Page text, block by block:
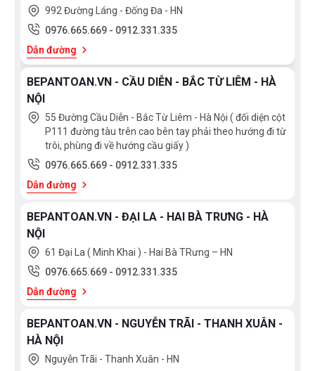
992 Đường Láng - Đống Đa - HN
0976.665.669 - 0912.331.335
Dẫn đường
BEPANTOAN.VN - CẦU DIỄN - BẮC TỪ LIÊM - HÀ
NỘI
55 Đường Cầu Diễn - Bắc Từ Liêm - Hà Nội ( đối diện cột
P111 đường tàu trên cao bên tay phải theo hướng đi từ
trôi, phùng đi về hướng cầu giấy )
0976.665.669 - 0912.331.335
Dẫn đường
BEPANTOAN.VN - ĐẠI LA - HAI BÀ TRƯNG - HÀ
NỘI
61 Đại La ( Minh Khai ) - Hai Bà TRưng – HN
0976.665.669 - 0912.331.335
Dẫn đường
BEPANTOAN.VN - NGUYỄN TRÃI - THANH XUÂN -
HÀ NỘI
Nguyễn Trãi - Thanh Xuân - HN